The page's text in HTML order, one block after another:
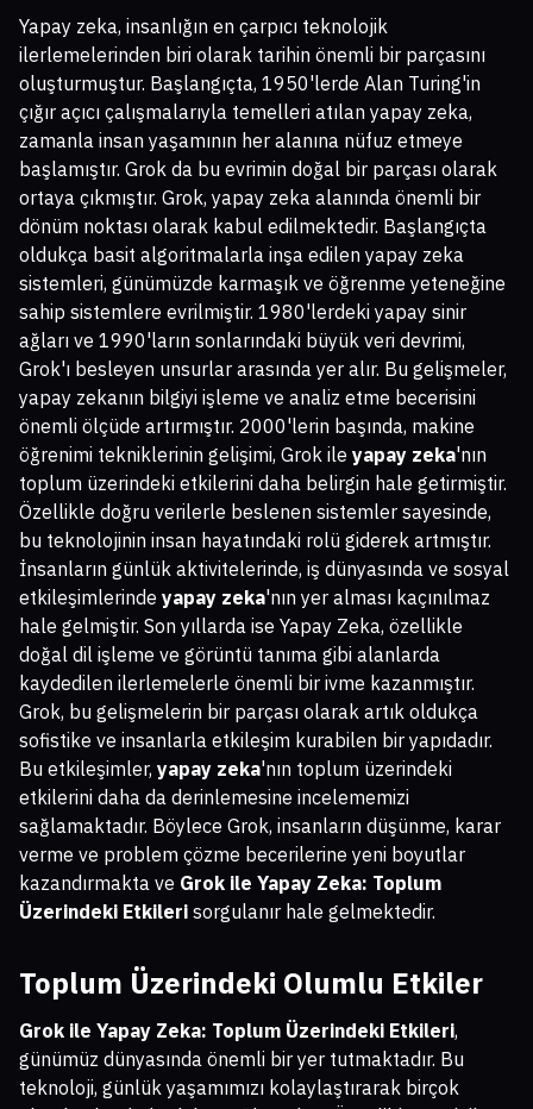
Yapay zeka, insanlığın en çarpıcı teknolojik
ilerlemelerinden biri olarak tarihin önemli bir parçasını
oluşturmuştur. Başlangıçta, 1950'lerde Alan Turing'in
çığır açıcı çalışmalarıyla temelleri atılan yapay zeka,
zamanla insan yaşamının her alanına nüfuz etmeye
başlamıştır. Grok da bu evrimin doğal bir parçası olarak
ortaya çıkmıştır. Grok, yapay zeka alanında önemli bir
dönüm noktası olarak kabul edilmektedir. Başlangıçta
oldukça basit algoritmalarla inşa edilen yapay zeka
sistemleri, günümüzde karmaşık ve öğrenme yeteneğine
sahip sistemlere evrilmiştir. 1980'lerdeki yapay sinir
ağları ve 1990'ların sonlarındaki büyük veri devrimi,
Grok'ı besleyen unsurlar arasında yer alır. Bu gelişmeler,
yapay zekanın bilgiyi işleme ve analiz etme becerisini
önemli ölçüde artırmıştır. 2000'lerin başında, makine
öğrenimi tekniklerinin gelişimi, Grok ile yapay zeka'nın
toplum üzerindeki etkilerini daha belirgin hale getirmiştir.
Özellikle doğru verilerle beslenen sistemler sayesinde,
bu teknolojinin insan hayatındaki rolü giderek artmıştır.
İnsanların günlük aktivitelerinde, iş dünyasında ve sosyal
etkileşimlerinde yapay zeka'nın yer alması kaçınılmaz
hale gelmiştir. Son yıllarda ise Yapay Zeka, özellikle
doğal dil işleme ve görüntü tanıma gibi alanlarda
kaydedilen ilerlemelerle önemli bir ivme kazanmıştır.
Grok, bu gelişmelerin bir parçası olarak artık oldukça
sofistike ve insanlarla etkileşim kurabilen bir yapıdadır.
Bu etkileşimler, yapay zeka'nın toplum üzerindeki
etkilerini daha da derinlemesine incelememizi
sağlamaktadır. Böylece Grok, insanların düşünme, karar
verme ve problem çözme becerilerine yeni boyutlar
kazandırmakta ve Grok ile Yapay Zeka: Toplum
Üzerindeki Etkileri sorgulanır hale gelmektedir.
Toplum Üzerindeki Olumlu Etkiler
Grok ile Yapay Zeka: Toplum Üzerindeki Etkileri,
günümüz dünyasında önemli bir yer tutmaktadır. Bu
teknoloji, günlük yaşamımızı kolaylaştırarak birçok